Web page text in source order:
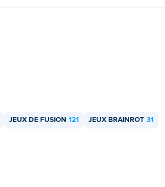
JEUX DE FUSION 121 JEUX BRAINROT 31